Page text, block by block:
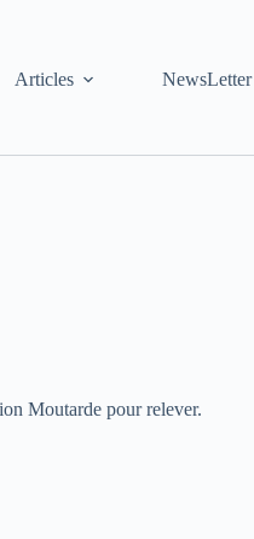
Articles NewsLetter
Moutarde pour relever.